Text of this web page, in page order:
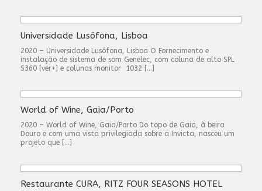
Universidade Lusófona, Lisboa
2020 – Universidade Lusófona, Lisboa O Fornecimento e
instalação de sistema de som Genelec, com coluna de alto SPL
S360 [ver+] e colunas monitor 1032 […]
World of Wine, Gaia/Porto
2020 – World of Wine, Gaia/Porto Do topo de Gaia, à beira
Douro e com uma vista privilegiada sobre a Invicta, nasceu um
projeto que […]
Restaurante CURA, RITZ FOUR SEASONS HOTEL